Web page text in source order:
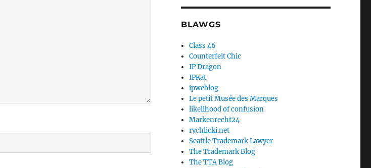
BLAWGS
Class 46
Counterfeit Chic
IP Dragon
IPKat
ipweblog
Le petit Musée des Marques
likelihood of confusion
Markenrecht24
rychlicki.net
Seattle Trademark Lawyer
The Trademark Blog
The TTA Blog